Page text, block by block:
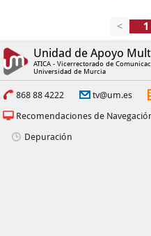
<
Unidad de Apoyo
ATICA - Vicerrectorado de
Universidad de Murcia
868 88 4222 tv@um.es
Recomendaciones de
Depuración